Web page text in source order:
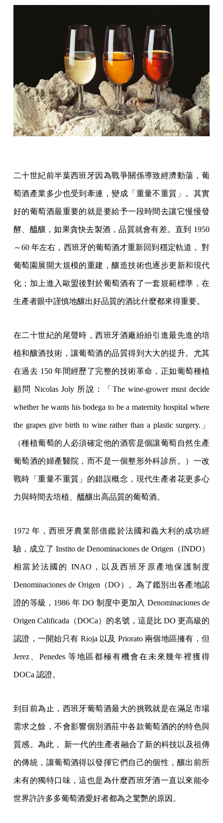
二十世紀前半葉西班牙因為戰爭關係導致經濟動蕩，葡
萄酒產業多少也受到牽連，變成「重量不重質」。其實
好的葡萄酒最重要的就是要給予一段時間去讓它慢慢發
酵、醞釀，如果貪快去製酒，品質就會有差。直到 1950
～60 年左右，西班牙的葡萄酒才重新回到穩定軌道， 對
葡萄園展開大規模的重建，釀造技術也逐步更新和現代
化；加上進入歐盟後對於葡萄酒有了一套規範標準，在
生產者眼中謹慎地釀出好品質的酒比什麼都來得重要。
在二十世紀的尾聲時，西班牙酒廠紛紛引進最先進的培
植和釀酒技術，讓葡萄酒的品質得到大大的提升。尤其
在過去 150 年間經歷了完整的技術革命，正如葡萄種植
顧問 Nicolas Joly 所說：「The wine-grower must decide
whether he wants his bodega to be a maternity hospital where
the grapes give birth to wine rather than a plastic surgery.」
（種植葡萄的人必須確定他的酒窖是個讓葡萄自然生產
葡萄酒的婦產醫院，而不是一個整形外科診所。）一改
戰時「重量不重質」的錯誤概念，現代生產者花更多心
力與時間去培植、醞釀出高品質的葡萄酒。
1972 年，西班牙農業部借鑑於法國和義大利的成功經
驗，成立了 Instito de Denominaciones de Origen（INDO）
相當於法國的 INAO，以及西班牙原產地保護制度
Denominaciones de Origen（DO）。為了鑑別出各產地認
證的等級，1986 年 DO 制度中更加入 Denominaciones de
Origen Calificada（DOCa）的名號，這是比 DO 更高級的
認證，一開始只有 Rioja 以及 Priorato 兩個地區擁有，但
Jerez、Penedes 等地區都極有機會在未來幾年裡獲得
DOCa 認證。
到目前為止，西班牙葡萄酒最大的挑戰就是在滿足市場
需求之餘，不會影響個別酒莊中各款葡萄酒的的特色與
質感。為此， 新一代的生產者融合了新的科技以及祖傳
的傳統，讓葡萄酒得以發揮它們自己的個性，釀出前所
未有的獨特口味，這也是為什麼西班牙酒一直以來能令
世界許許多多葡萄酒愛好者都為之驚艷的原因。